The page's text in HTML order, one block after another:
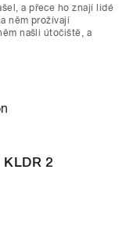
a přece ho znají lidé
něm prožívají
našli útočiště, a
2